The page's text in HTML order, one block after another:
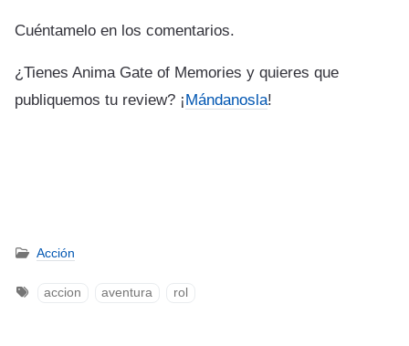
Cuéntamelo en los comentarios.
¿Tienes Anima Gate of Memories y quieres que
publiquemos tu review? ¡Mándanosla!
Acción
accion aventura rol